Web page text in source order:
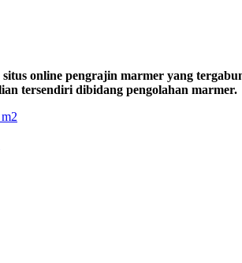
online pengrajin marmer yang
tersendiri dibidang pengolahan marmer.